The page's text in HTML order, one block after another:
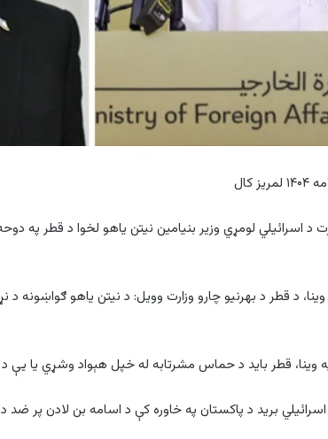
د اسرائیلي لومړي وزیر بنیامین نیتن یاهو لخوا د قطر په
د قطر د بهرنیو چارو وزارت وویل: د نیتن یاهو ګواښونه د
وینا، قطر باید د حماس مشرتابه له خپل هېواد وشړي یا یې
برید د پاکستان په خاوره کې د اسامه بن لادن پر ضد د